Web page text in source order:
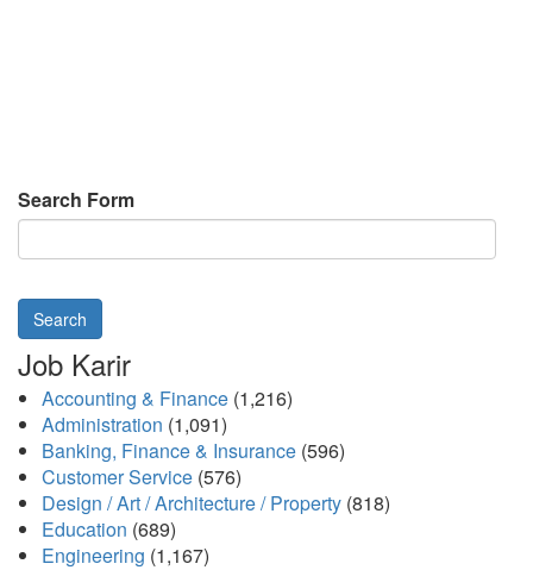
Search Form
Search
Job Karir
Accounting & Finance (1,216)
Administration (1,091)
Banking, Finance & Insurance (596)
Customer Service (576)
Design / Art / Architecture / Property (818)
Education (689)
Engineering (1,167)